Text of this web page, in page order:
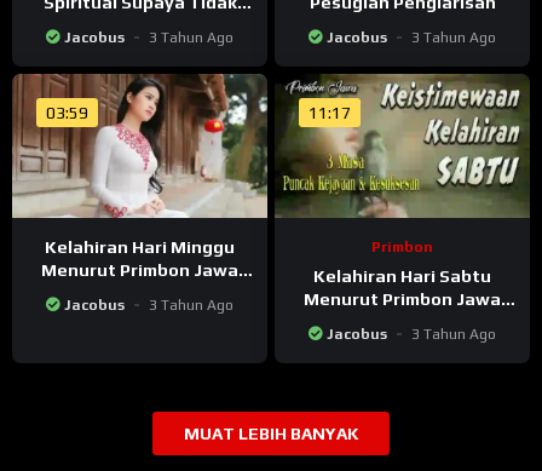
Jacobus 3 Tahun Ago Jacobus 3 Tahun Ago
03:59
Kelahiran Hari Minggu
Menurut Primbon Jawa
Jacobus 3 Tahun Ago
11:17
Primbon
Kelahiran Hari Sabtu
Menurut Primbon Jawa
Jacobus 3 Tahun Ago
MUAT LEBIH BANYAK